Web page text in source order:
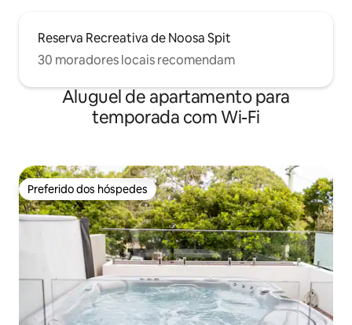
Reserva Recreativa de Noosa Spit
30 moradores locais recomendam
Aluguel de apartamento para
temporada com Wi-Fi
Preferido dos hóspedes
Preferido dos hóspedes